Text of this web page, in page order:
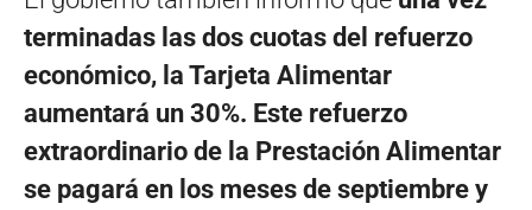
terminadas las dos cuotas del refuerzo
económico, la Tarjeta Alimentar
aumentará un 30%. Este refuerzo
extraordinario de la Prestación Alimentar
se pagará en los meses de septiembre y